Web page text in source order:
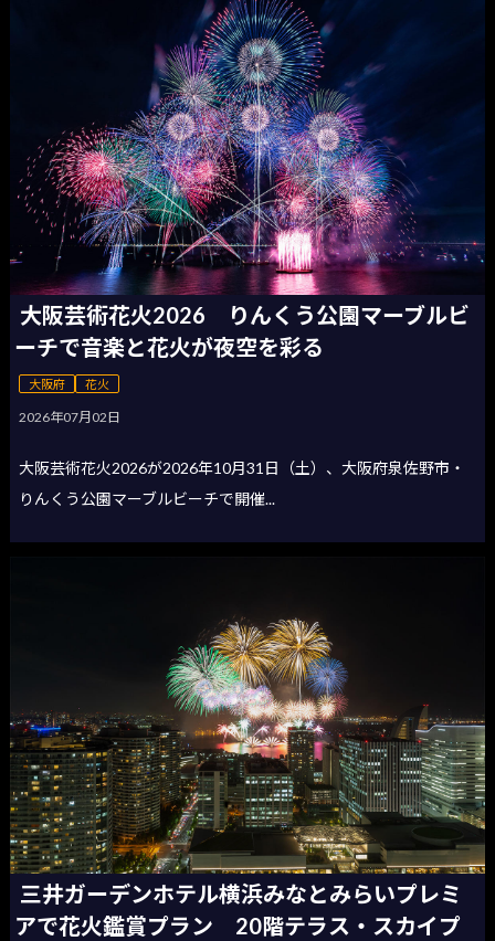
大阪芸術花火2026 りんくう公園マーブルビ
ーチで音楽と花火が夜空を彩る
大阪府 花火
2026年07月02日
大阪芸術花火2026が2026年10月31日（土）、大阪府泉佐野市・
りんくう公園マーブルビーチで開催...
三井ガーデンホテル横浜みなとみらいプレミ
アで花火鑑賞プラン 20階テラス・スカイプ